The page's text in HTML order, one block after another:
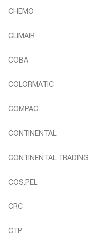
CHEMO
CLIMAIR
COBA
COLORMATIC
COMPAC
CONTINENTAL
CONTINENTAL TRADING
COS.PEL
CRC
CTP